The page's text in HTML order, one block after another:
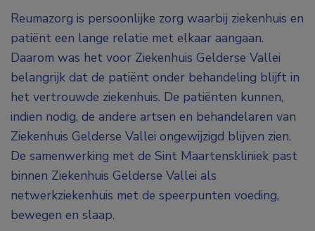
Reumazorg is persoonlijke zorg waarbij ziekenhuis en
patiënt een lange relatie met elkaar aangaan.
Daarom was het voor Ziekenhuis Gelderse Vallei
belangrijk dat de patiënt onder behandeling blijft in
het vertrouwde ziekenhuis. De patiënten kunnen,
indien nodig, de andere artsen en behandelaren van
Ziekenhuis Gelderse Vallei ongewijzigd blijven zien.
De samenwerking met de Sint Maartenskliniek past
binnen Ziekenhuis Gelderse Vallei als
netwerkziekenhuis met de speerpunten voeding,
bewegen en slaap.